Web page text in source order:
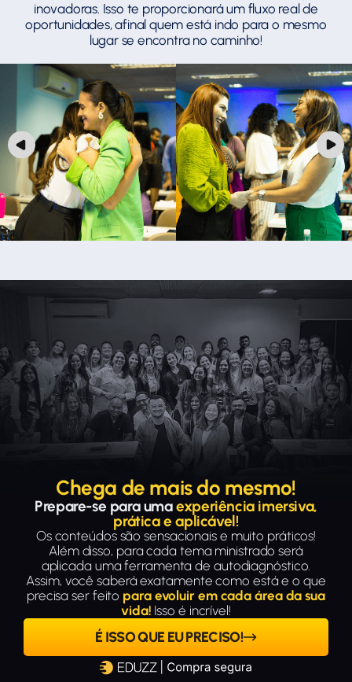
inovadoras. Isso te proporcionará um fluxo real de
oportunidades, afinal quem está indo para o mesmo
lugar se encontra no caminho!
Chega de mais do mesmo!
Prepare-se para umaexperiência imersiva,
prática e aplicável!
Os conteúdos são sensacionais e muito práticos!
Além disso, para cada tema ministrado será
aplicada uma ferramenta de autodiagnóstico.
Assim, você saberá exatamente como está e o que
precisa ser feito para evoluir em cada área da sua
vida! Isso é incrível!
É ISSO QUE EU PRECISO!